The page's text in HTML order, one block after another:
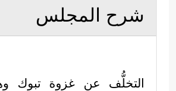
شرح المجلس
التخلُّف عن غزوة تبوك